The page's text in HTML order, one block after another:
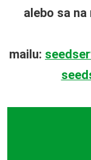
alebo sa
mailu: